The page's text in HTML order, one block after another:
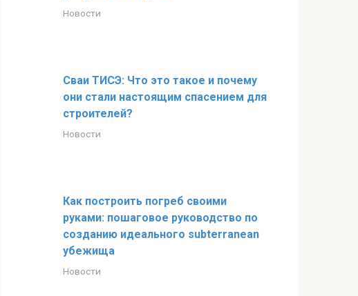
Новости
Сваи ТИСЭ: Что это такое и почему
они стали настоящим спасением для
строителей?
Новости
Как построить погреб своими
руками: пошаговое руководство по
созданию идеального subterranean
убежища
Новости